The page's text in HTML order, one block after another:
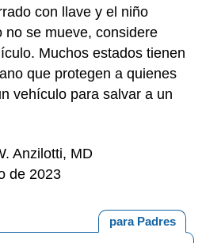
con llave y el niño
no se mueve, considere
Muchos estados tienen
que protegen a quienes
vehículo para salvar a un
Anzilotti, MD
de 2023
para Padres